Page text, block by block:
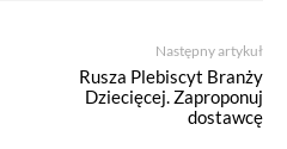
Następny artykuł
Rusza Plebiscyt Branży
Dziecięcej. Zaproponuj
dostawcę